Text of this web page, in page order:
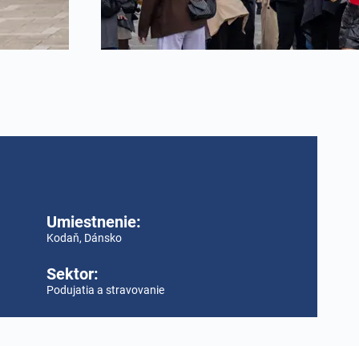
Umiestnenie:
Kodaň, Dánsko
Sektor:
Podujatia a stravovanie